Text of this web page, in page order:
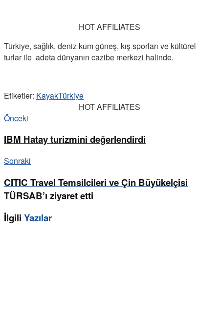
HOT AFFILIATES
Türkiye, sağlık, deniz kum güneş, kış sporları ve kültürel
turlar ile adeta dünyanın cazibe merkezi halinde.
Etiketler: KayakTürkiye
HOT AFFILIATES
Önceki
IBM Hatay turizmini değerlendirdi
Sonraki
CITIC Travel Temsilcileri ve Çin Büyükelçisi
TÜRSAB’ı ziyaret etti
İlgili Yazılar